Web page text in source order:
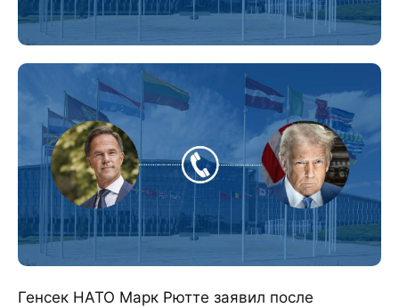
Генсек НАТО Марк Рютте заявил после